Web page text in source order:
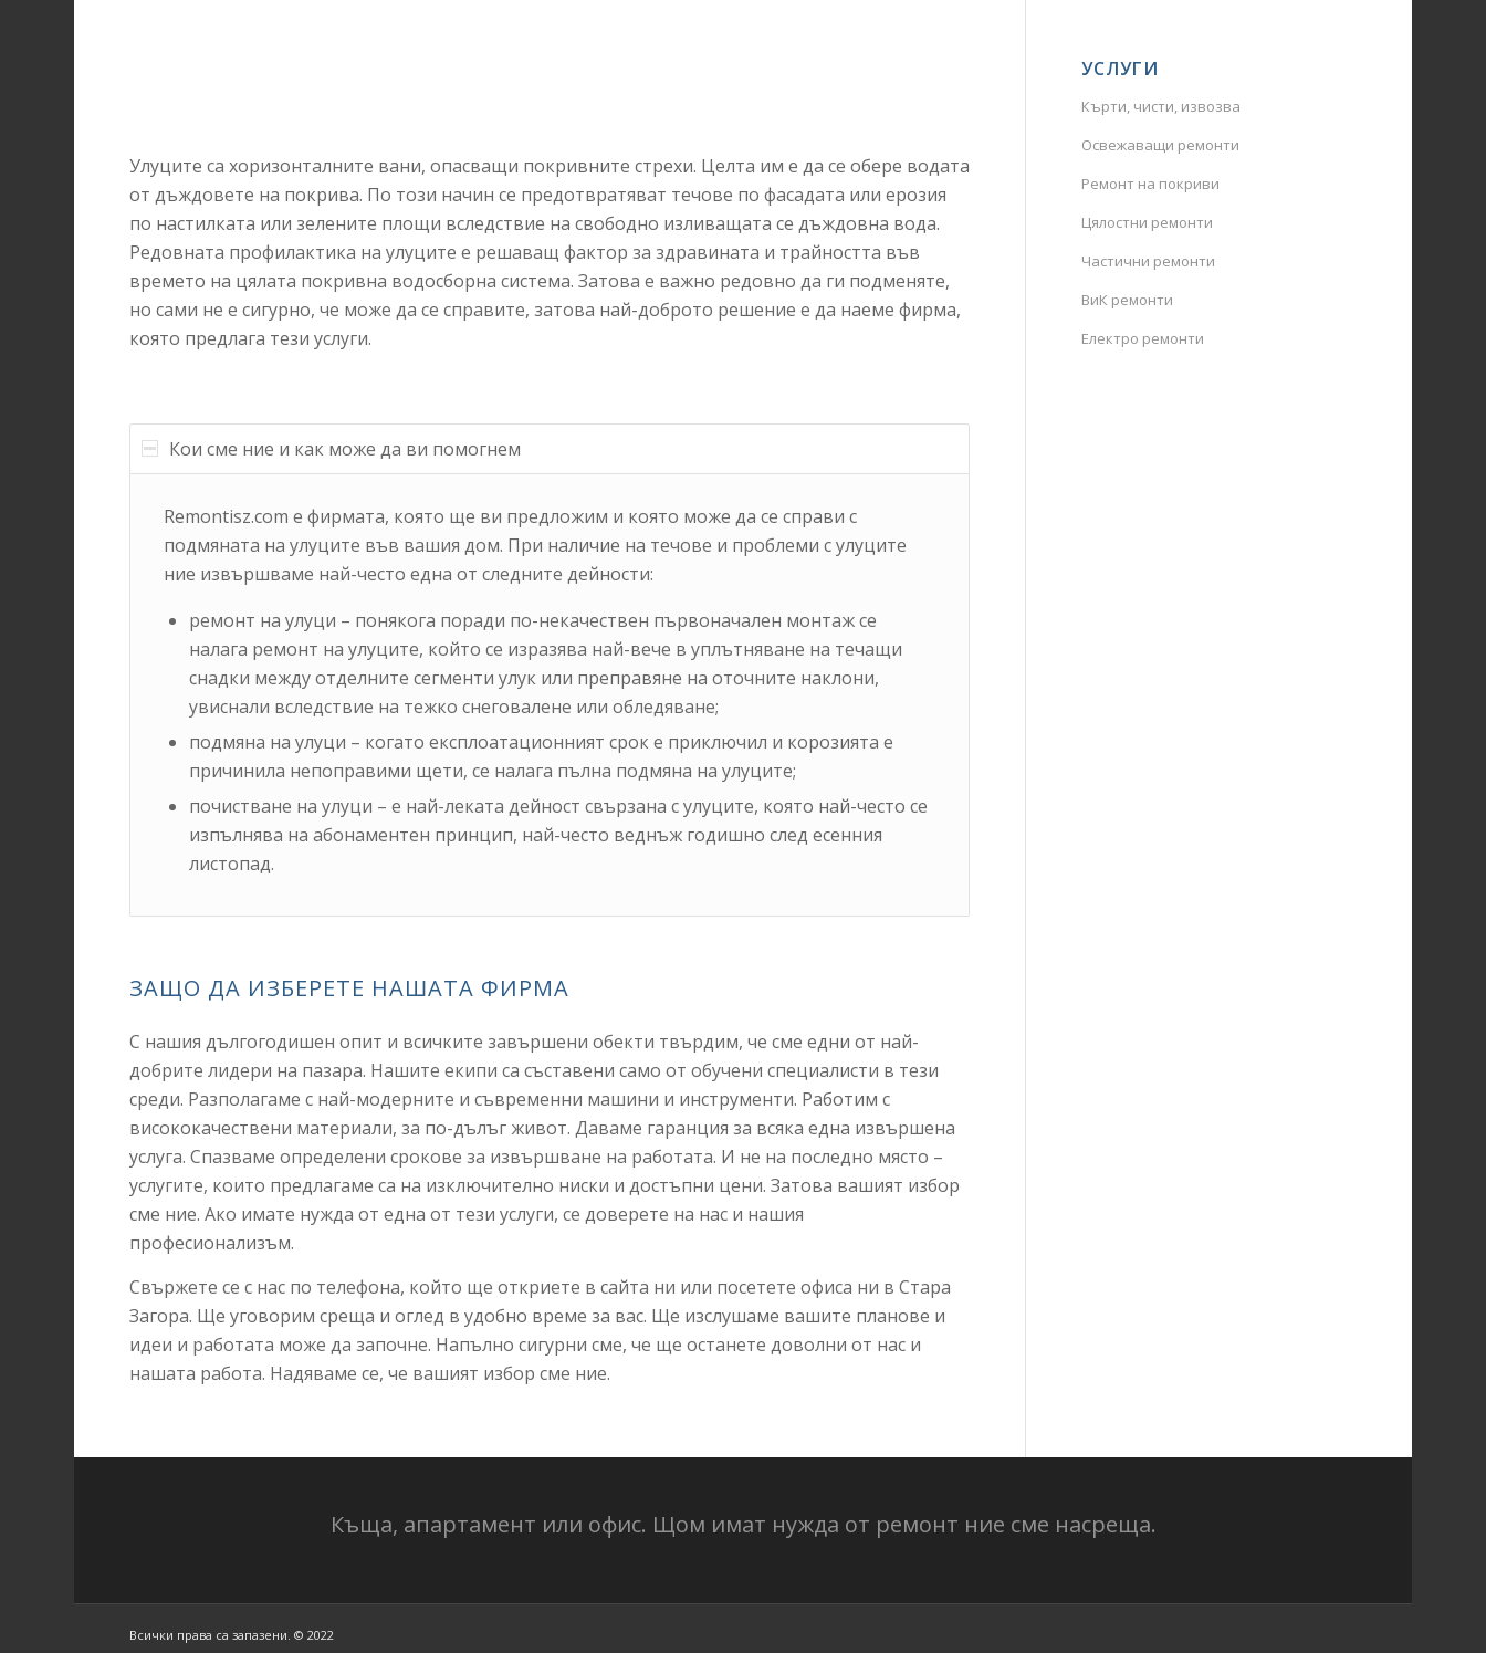
Улуците са хоризонталните вани, опасващи покривните стрехи. Целта им е да се обере водата
от дъждовете на покрива. По този начин се предотвратяват течове по фасадата или ерозия
по настилката или зелените площи вследствие на свободно изливащата се дъждовна вода.
Редовната профилактика на улуците е решаващ фактор за здравината и трайността във
времето на цялата покривна водосборна система. Затова е важно редовно да ги подменяте,
но сами не е сигурно, че може да се справите, затова най-доброто решение е да наеме фирма,
която предлага тези услуги.
Кои сме ние и как може да ви помогнем
Remontisz.com е фирмата, която ще ви предложим и която може да се справи с
подмяната на улуците във вашия дом. При наличие на течове и проблеми с улуците
ние извършваме най-често една от следните дейности:
ремонт на улуци – понякога поради по-некачествен първоначален монтаж се
налага ремонт на улуците, който се изразява най-вече в уплътняване на течащи
снадки между отделните сегменти улук или преправяне на оточните наклони,
увиснали вследствие на тежко снеговалене или обледяване;
подмяна на улуци – когато експлоатационният срок е приключил и корозията е
причинила непоправими щети, се налага пълна подмяна на улуците;
почистване на улуци – е най-леката дейност свързана с улуците, която най-често се
изпълнява на абонаментен принцип, най-често веднъж годишно след есенния
листопад.
ЗАЩО ДА ИЗБЕРЕТЕ НАШАТА ФИРМА
С нашия дългогодишен опит и всичките завършени обекти твърдим, че сме едни от най-
добрите лидери на пазара. Нашите екипи са съставени само от обучени специалисти в тези
среди. Разполагаме с най-модерните и съвременни машини и инструменти. Работим с
висококачествени материали, за по-дълъг живот. Даваме гаранция за всяка една извършена
услуга. Спазваме определени срокове за извършване на работата. И не на последно място –
услугите, които предлагаме са на изключително ниски и достъпни цени. Затова вашият избор
сме ние. Ако имате нужда от една от тези услуги, се доверете на нас и нашия
професионализъм.
Свържете се с нас по телефона, който ще откриете в сайта ни или посетете офиса ни в Стара
Загора. Ще уговорим среща и оглед в удобно време за вас. Ще изслушаме вашите планове и
идеи и работата може да започне. Напълно сигурни сме, че ще останете доволни от нас и
нашата работа. Надяваме се, че вашият избор сме ние.
УСЛУГИ
Кърти, чисти, извозва
Освежаващи ремонти
Ремонт на покриви
Цялостни ремонти
Частични ремонти
ВиК ремонти
Електро ремонти
Къща, апартамент или офис. Щом имат нужда от ремонт ние сме насреща.
Всички права са запазени. © 2022